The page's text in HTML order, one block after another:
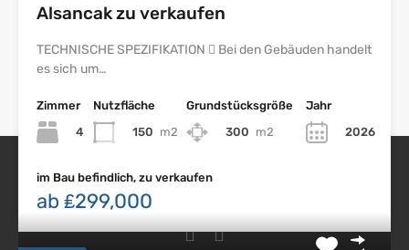
Alsancak zu verkaufen
TECHNISCHE SPEZIFIKATION  Bei den Gebäuden handelt
es sich um…
Zimmer
4
Nutzfläche
150 m2
Grundstücksgröße
300 m2
Jahr
2026
im Bau befindlich, zu verkaufen
ab ₤299,000Nordzypern Immobilien